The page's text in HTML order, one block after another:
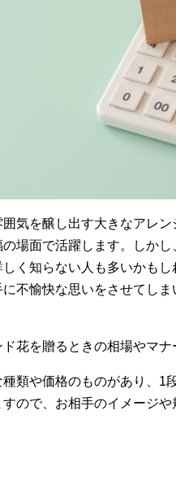
気を醸し出す大きなアレ
場面で活躍します。しか
く知らない人も多いかも
不愉快な思いをさせてし
花を贈るときの相場やマナ
類や価格のものがあり、1
ので、お相手のイメージ